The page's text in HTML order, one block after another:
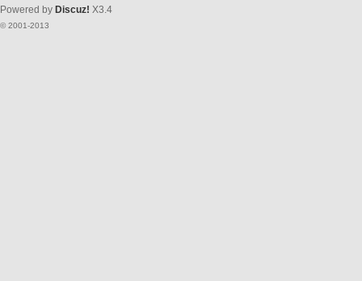
Powered by Discuz! X3.4
© 2001-2013